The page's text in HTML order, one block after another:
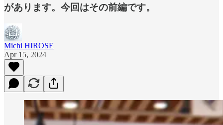
があります。今回はその前編です。
Michi HIROSE
Apr 15, 2024